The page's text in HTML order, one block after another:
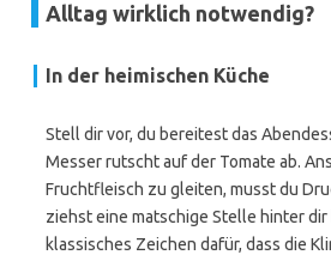
Alltag wirklich notwendig?
In der heimischen Küche
Stell dir vor, du bereitest das
Messer rutscht auf der Tomate ab.
Fruchtfleisch zu gleiten, musst du
ziehst eine matschige Stelle hinter dir
klassisches Zeichen dafür, dass die